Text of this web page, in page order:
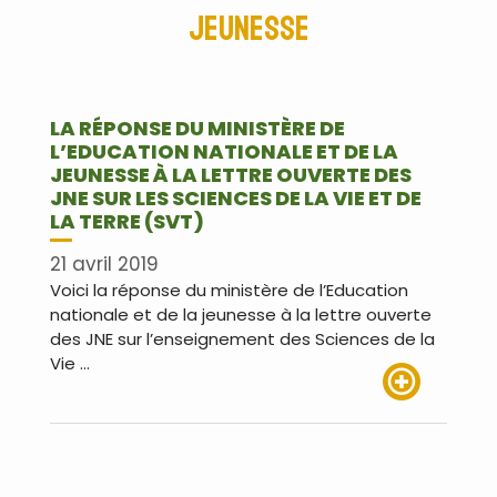
jeunesse
LA RÉPONSE DU MINISTÈRE DE
L’EDUCATION NATIONALE ET DE LA
JEUNESSE À LA LETTRE OUVERTE DES
JNE SUR LES SCIENCES DE LA VIE ET DE
LA TERRE (SVT)
21 avril 2019
Voici la réponse du ministère de l’Education
nationale et de la jeunesse à la lettre ouverte
des JNE sur l’enseignement des Sciences de la
Vie …